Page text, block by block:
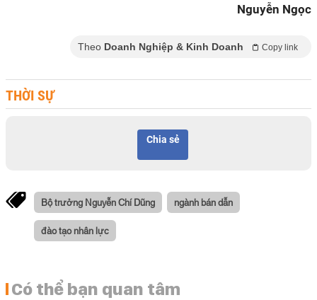
Nguyễn Ngọc
Theo Doanh Nghiệp & Kinh Doanh Copy link
THỜI SỰ
Chia sẻ
Bộ trưởng Nguyễn Chí Dũng ngành bán dẫn
đào tạo nhân lực
Có thể bạn quan tâm